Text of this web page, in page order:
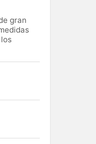
gran